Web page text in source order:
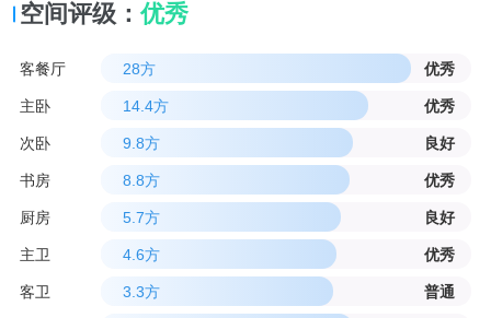
空间评级： 优秀
客餐厅 28方 优秀
主卧 14.4方 优秀
次卧 9.8方 良好
书房 8.8方 优秀
厨房 5.7方 良好
主卫 4.6方 优秀
客卫 3.3方 普通